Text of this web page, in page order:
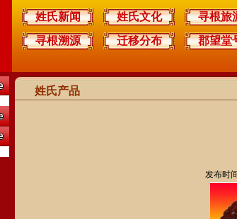
姓氏新闻 姓氏文化 寻根旅
寻根溯源
迁移分布 郡望堂
姓氏产品
发布时